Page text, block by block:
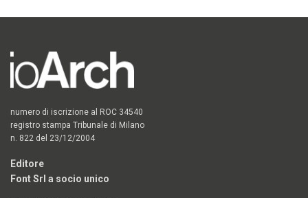
numero di iscrizione al ROC 34540
registro stampa Tribunale di Milano
n. 822 del 23/12/2004
Editore
Font Srl a socio unico